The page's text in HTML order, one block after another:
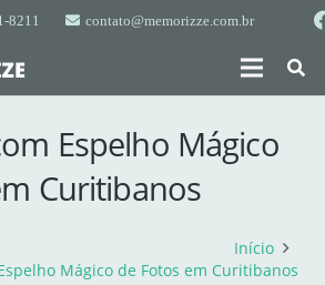
8211 contato@memorizze.com.br
Espelho Mágico
Curitibanos
Início
Mágico de Fotos em Curitibanos